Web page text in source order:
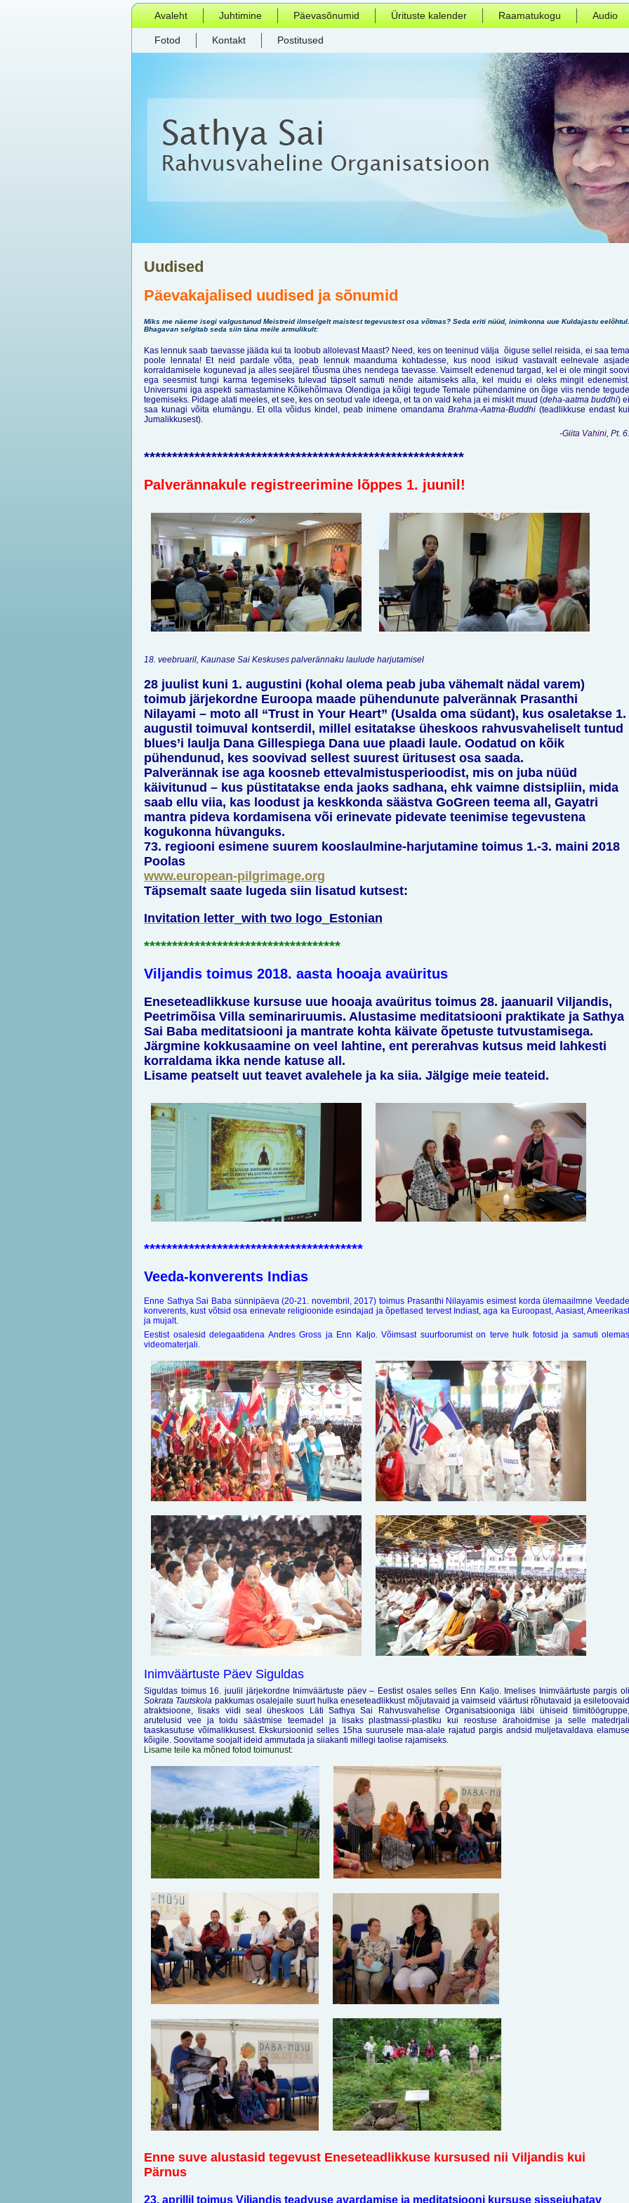
Avaleht Juhtimine Päevasõnumid Ürituste kalender Raamatukogu Audio
Fotod Kontakt Postitused
Uudised
Päevakajalised uudised ja sõnumid
Miks me näeme isegi valgustunud Meistreid ilmselgelt maistest tegevustest osa võtmas? Seda eriti nüüd, inimkonna uue Kuldajastu eelõhtul.
Bhagavan selgitab seda siin täna meile armulikult:
Kas lennuk saab taevasse jääda kui ta loobub allolevast Maast? Need, kes onteeninudvälja õiguse sellel reisida, ei saa tema
poole lennata! Et neid pardale võtta, peab lennuk maanduma kohtadesse, kus nood isikud vastavalt eelnevale asjade
korraldamisele kogunevad ja alles seejärel tõusma ühes nendega taevasse. Vaimselt edenenud targad, kel ei ole mingit soovi
ega seesmist tungi karma tegemiseks tulevad täpselt samuti nende aitamiseks alla, kel muidu ei oleks mingit edenemist.
Universumi iga aspekti samastamine Kõikehõlmava Olendiga ja kõigi tegude Temale pühendamine on õige viis nende tegude
tegemiseks. Pidage alati meeles, et see, kes on seotud vale ideega, et ta on vaid keha ja ei miskit muud (deha-aatma buddhi) ei
saa kunagi võita elumängu. Et olla võidus kindel, peab inimene omandama Brahma-Aatma-Buddhi (teadlikkuse endast kui
Jumalikkusest).
-Giita Vahini, Pt. 6.
*********************************************************
Palverännakule registreerimine lõppes 1. juunil!
18. veebruaril, Kaunase Sai Keskuses palverännaku laulude harjutamisel
28 juulist kuni 1. augustini (kohal olema peab juba vähemalt nädal varem)
toimub järjekordne Euroopa maade pühendunute palverännak Prasanthi
Nilayami – moto all “Trust in Your Heart” (Usalda oma südant), kus osaletakse 1.
augustil toimuval kontserdil, millel esitatakse üheskoos rahvusvaheliselt tuntud
blues’i laulja Dana Gillespiega Dana uue plaadi laule. Oodatud on kõik
pühendunud, kes soovivad sellest suurest üritusest osa saada.
Palverännak ise aga koosneb ettevalmistusperioodist, mis on juba nüüd
käivitunud – kus püstitatakse enda jaoks sadhana, ehk vaimne distsipliin, mida
saab ellu viia, kas loodust ja keskkonda säästva GoGreen teema all, Gayatri
mantra pideva kordamisena või erinevate pidevate teenimise tegevustena
kogukonna hüvanguks.
73. regiooni esimene suurem kooslaulmine-harjutamine toimus 1.-3. maini 2018
Poolas
www.european-pilgrimage.org
Täpsemalt saate lugeda siin lisatud kutsest:
Invitation letter_with two logo_Estonian
***********************************
Viljandis toimus 2018. aasta hooaja avaüritus
Eneseteadlikkuse kursuse uue hooaja avaüritus toimus 28. jaanuaril Viljandis,
Peetrimõisa Villa seminariruumis. Alustasime meditatsiooni praktikate ja Sathya
Sai Baba meditatsiooni ja mantrate kohta käivate õpetuste tutvustamisega.
Järgmine kokkusaamine on veel lahtine, ent pererahvas kutsus meid lahkesti
korraldama ikka nende katuse all.
Lisame peatselt uut teavet avalehele ja ka siia. Jälgige meie teateid.
***************************************
Veeda-konverents Indias
Enne Sathya Sai Baba sünnipäeva (20-21. novembril, 2017) toimus Prasanthi Nilayamis esimest korda ülemaailmne Veedade
konverents, kust võtsid osa erinevate religioonide esindajad ja õpetlased tervest Indiast, aga ka Euroopast, Aasiast, Ameerikast
ja mujalt.
Eestist osalesid delegaatidena Andres Gross ja Enn Kaljo. Võimsast suurfoorumist on terve hulk fotosid ja samuti olemas
videomaterjali.
Inimväärtuste Päev Siguldas
Siguldas toimus 16. juulil järjekordne Inimväärtuste päev – Eestist osales selles Enn Kaljo. Imelises Inimväärtuste pargis oli
Sokrata Tautskola pakkumas osalejaile suurt hulka eneseteadlikkust mõjutavaid ja vaimseid väärtusi rõhutavaid ja esiletoovaid
atraktsioone, lisaks viidi seal üheskoos Läti Sathya Sai Rahvusvahelise Organisatsiooniga läbi ühiseid tiimitöögruppe,
arutelusid vee ja toidu säästmise teemadel ja lisaks plastmassi-plastiku kui reostuse ärahoidmise ja selle matedrjali
taaskasutuse võimalikkusest. Ekskursioonid selles 15ha suurusele maa-alale rajatud pargis andsid muljetavaldava elamuse
kõigile. Soovitame soojalt ideid ammutada ja siiakanti millegi taolise rajamiseks.
Lisame teile ka mõned fotod toimunust:
Enne suve alustasid tegevust Eneseteadlikkuse kursused nii Viljandis kui
Pärnus
23. aprillil toimus Viljandis teadvuse avardamise ja meditatsiooni kursuse sissejuhatav